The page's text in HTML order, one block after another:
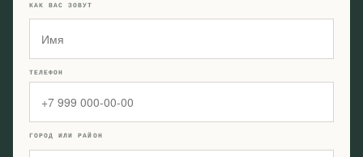
КАК ВАС ЗОВУТ
ТЕЛЕФОН
ГОРОД ИЛИ РАЙОН